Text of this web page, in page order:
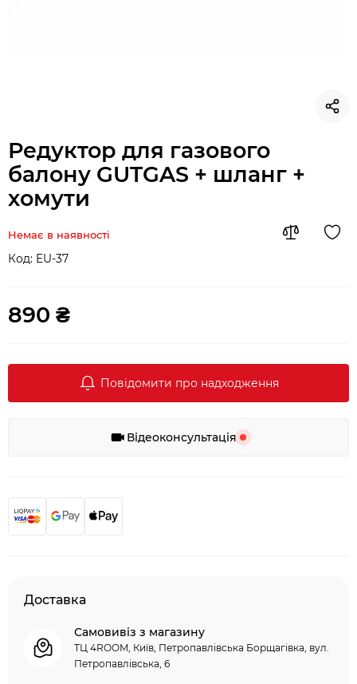
Редуктор для газового
балону GUTGAS + шланг +
хомути
Немає в наявності
Код: EU-37
890 ₴
Повідомити про надходження
Відеоконсультація
Доставка
Самовивіз з магазину
ТЦ 4ROOM, Київ, Петропавлівська Борщагівка, вул.
Петропавлівська, 6